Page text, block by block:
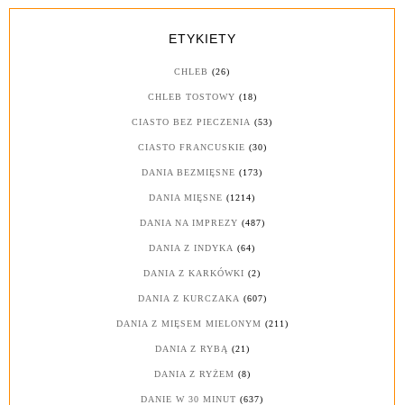
ETYKIETY
CHLEB (26)
CHLEB TOSTOWY (18)
CIASTO BEZ PIECZENIA (53)
CIASTO FRANCUSKIE (30)
DANIA BEZMIĘSNE (173)
DANIA MIĘSNE (1214)
DANIA NA IMPREZY (487)
DANIA Z INDYKA (64)
DANIA Z KARKÓWKI (2)
DANIA Z KURCZAKA (607)
DANIA Z MIĘSEM MIELONYM (211)
DANIA Z RYBĄ (21)
DANIA Z RYŻEM (8)
DANIE W 30 MINUT (637)